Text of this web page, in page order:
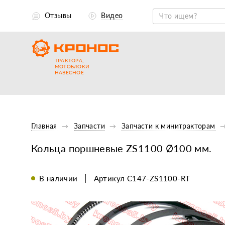
Отзывы Видео
ТРАКТОРА,
МОТОБЛОКИ
НАВЕСНОЕ
Главная Запчасти Запчасти к минитракторам
Кольца поршневые ZS1100 Ø100 мм.
В наличии Артикул C147-ZS1100-RT